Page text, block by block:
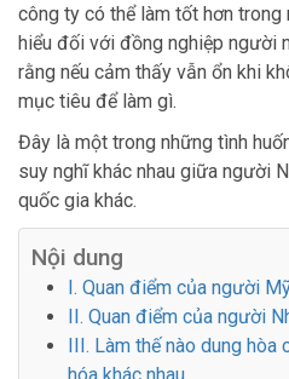
công ty có thể làm tốt hơn
hiểu đối với đồng nghiệp người
rằng nếu cảm thấy vẫn ổn khi
mục tiêu để làm gì.
Đây là một trong những tình
suy nghĩ khác nhau giữa người
quốc gia khác.
Nội dung
I. Quan điểm của người
II. Quan điểm của người
III. Làm thế nào dung hòa